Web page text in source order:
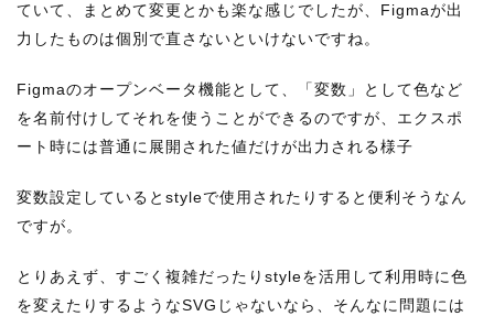
ていて、まとめて変更とかも楽な感じでしたが、Figmaが出
力したものは個別で直さないといけないですね。
Figmaのオープンベータ機能として、「変数」として色など
を名前付けしてそれを使うことができるのですが、エクスポ
ート時には普通に展開された値だけが出力される様子
変数設定しているとstyleで使用されたりすると便利そうなん
ですが。
とりあえず、すごく複雑だったりstyleを活用して利用時に色
を変えたりするようなSVGじゃないなら、そんなに問題には